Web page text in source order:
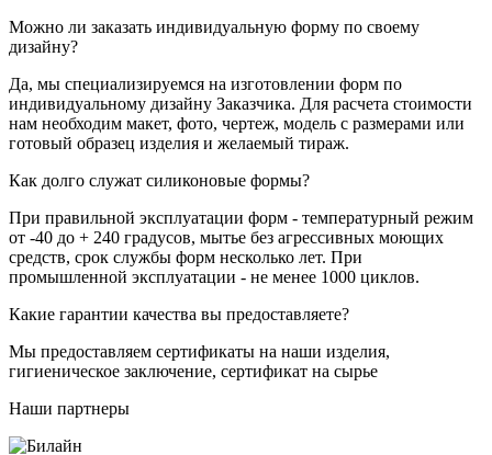
Можно ли заказать индивидуальную форму по своему
дизайну?
Да, мы специализируемся на изготовлении форм по
индивидуальному дизайну Заказчика. Для расчета стоимости
нам необходим макет, фото, чертеж, модель с размерами или
готовый образец изделия и желаемый тираж.
Как долго служат силиконовые формы?
При правильной эксплуатации форм - температурный режим
от -40 до + 240 градусов, мытье без агрессивных моющих
средств, срок службы форм несколько лет. При
промышленной эксплуатации - не менее 1000 циклов.
Какие гарантии качества вы предоставляете?
Мы предоставляем сертификаты на наши изделия,
гигиеническое заключение, сертификат на сырье
Наши партнеры